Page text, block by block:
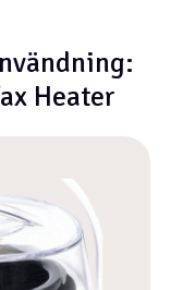
Heater